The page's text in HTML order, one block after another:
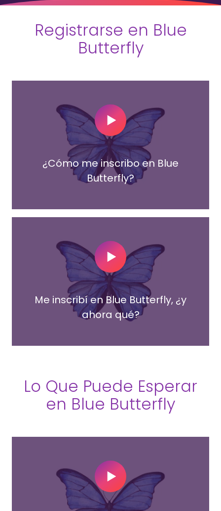
Registrarse en Blue
Butterfly
Play Video
¿Cómo me inscribo en Blue
Butterfly?
Play Video
Me inscribí en Blue Butterfly, ¿y
ahora qué?
Lo Que Puede Esperar
en Blue Butterfly
Play Video